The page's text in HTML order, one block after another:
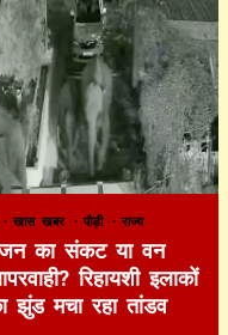
खास खबर पौड़ी राज्य
का संकट या वन
रिहायशी इलाकों
झुंड मचा रहा तांडव